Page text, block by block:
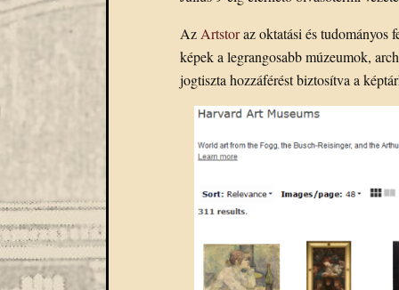
Az Artstoraz oktatási és tudományos
képek a legrangosabb múzeumok,
jogtiszta hozzáférést biztosítva a